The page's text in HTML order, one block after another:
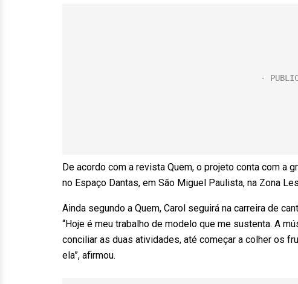
De acordo com a revista Quem, o projeto conta com a
no Espaço Dantas, em São Miguel Paulista, na Zona
Ainda segundo a Quem, Carol seguirá na carreira de
“Hoje é meu trabalho de modelo que me sustenta. A
conciliar as duas atividades, até começar a colher os
ela”, afirmou.